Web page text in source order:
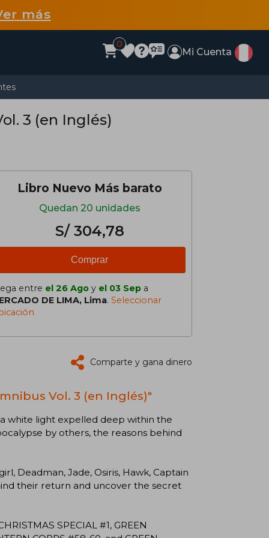
más
0
Mi Cuenta
3 (en Inglés)
Libro Nuevo Más barato
Quedan 20 unidades
S/ 304,78
Comprar
entre el 26 Ago y el 03 Sep a
DE LIMA, Lima. Seleccionar
Comparte y gana dinero
Vol. 3 (en Inglés)"
white light expelled deep within the
by others, the reasons behind
Deadman, Jade, Osiris, Hawk, Captain
their return and uncover the secret
SPECIAL #1, GREEN